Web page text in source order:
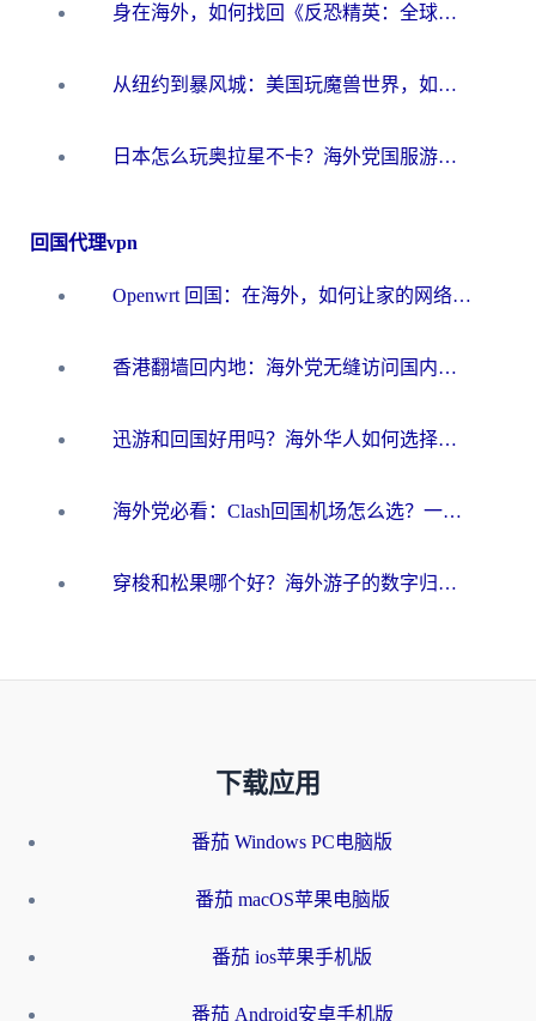
身在海外，如何找回《反恐精英：全球攻势》国服的丝滑手感？一份给你的终极指南
从纽约到暴风城：美国玩魔兽世界，如何找到你的最佳网络航线
日本怎么玩奥拉星不卡？海外党国服游戏加速器选择全攻略
回国代理vpn
Openwrt 回国：在海外，如何让家的网络触手可及
香港翻墙回内地：海外党无缝访问国内资源的加速器选择全攻略
迅游和回国好用吗？海外华人如何选择靠谱的回国加速器
海外党必看：Clash回国机场怎么选？一篇搞定无缝访问国内资源的全攻略
穿梭和松果哪个好？海外游子的数字归乡路，到底该怎么选
下载应用
番茄 Windows PC电脑版
番茄 macOS苹果电脑版
番茄 ios苹果手机版
番茄 Android安卓手机版